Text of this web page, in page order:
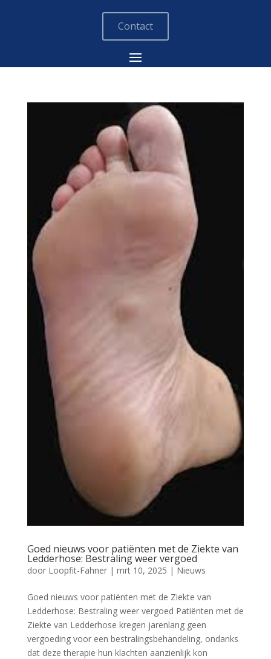
Contact
Goed nieuws voor patiënten met de Ziekte van
Ledderhose: Bestraling weer vergoed
door Loopfit-Fahner| mrt 10, 2025 | Nieuws
Goed nieuws voor patiënten met de Ziekte van
Ledderhose: Bestraling weer vergoed Patiënten met de
Ziekte van Ledderhose kregen jarenlang geen
vergoeding voor een bestralingsbehandeling, ondanks
dat deze therapie hun klachten aanzienlijk kon